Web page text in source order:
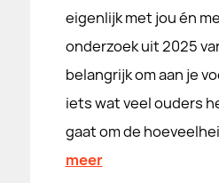
eigenlijk met jou én
onderzoek uit 2025
belangrijk om aan je
iets wat veel ouders
gaat om de
meer